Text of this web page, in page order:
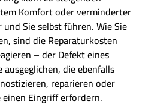
Komfort oder verminderter
Sie selbst führen. Wie Sie
sind die Reparaturkosten
– der Defekt eines
die ebenfalls
reparieren oder
einen Eingriff erfordern.